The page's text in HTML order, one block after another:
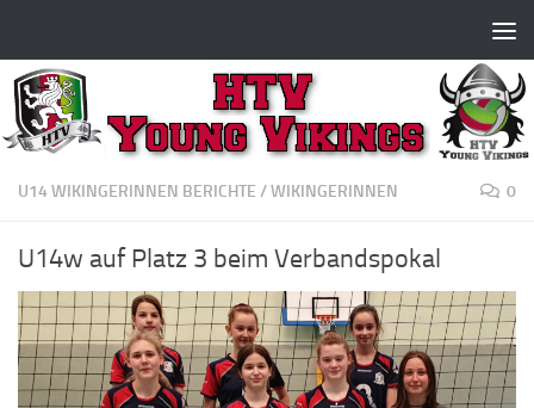
U14 WIKINGERINNEN BERICHTE /WIKINGERINNEN 0
U14w auf Platz 3 beim Verbandspokal